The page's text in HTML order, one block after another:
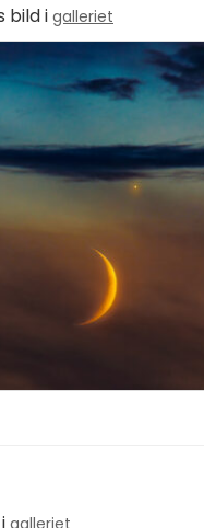
bild i galleriet
galleriet